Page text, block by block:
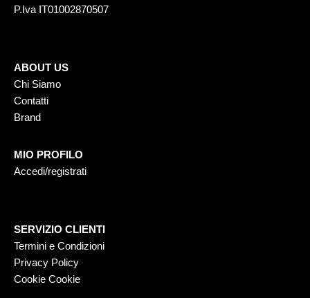
P.Iva IT01002870507
ABOUT US
Chi Siamo
Contatti
Brand
MIO PROFILO
Accedi/registrati
SERVIZIO CLIENTI
Termini e Condizioni
Privacy Policy
Cookie Cookie